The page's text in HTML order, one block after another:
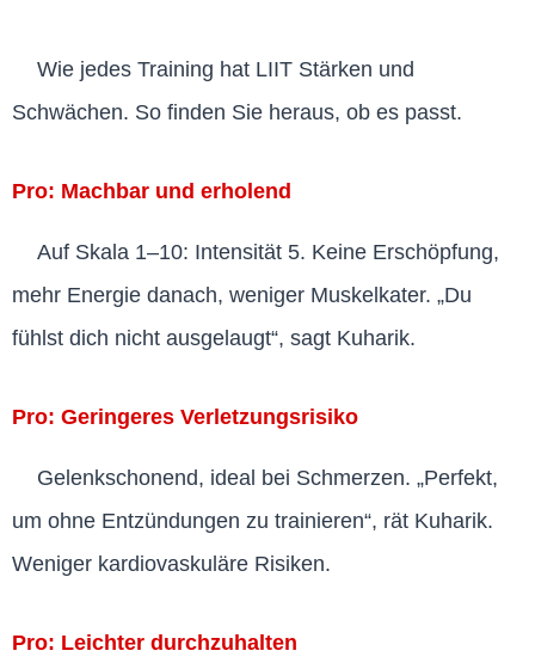
Wie jedes Training hat LIIT Stärken und
Schwächen. So finden Sie heraus, ob es passt.
Pro: Machbar und erholend
Auf Skala 1–10: Intensität 5. Keine Erschöpfung,
mehr Energie danach, weniger Muskelkater. „Du
fühlst dich nicht ausgelaugt“, sagt Kuharik.
Pro: Geringeres Verletzungsrisiko
Gelenkschonend, ideal bei Schmerzen. „Perfekt,
um ohne Entzündungen zu trainieren“, rät Kuharik.
Weniger kardiovaskuläre Risiken.
Pro: Leichter durchzuhalten